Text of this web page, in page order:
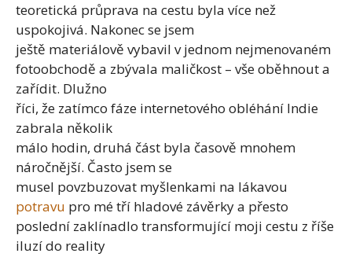
teoretická průprava na cestu byla více než
uspokojivá. Nakonec se jsem
ještě materiálově vybavil v jednom nejmenovaném
fotoobchodě a zbývala maličkost – vše oběhnout a
zařídit. Dlužno
říci, že zatímco fáze internetového obléhání Indie
zabrala několik
málo hodin, druhá část byla časově mnohem
náročnější. Často jsem se
musel povzbuzovat myšlenkami na lákavou
potravu pro mé tří hladové závěrky a přesto
poslední zaklínadlo transformující moji cestu z říše
iluzí do reality